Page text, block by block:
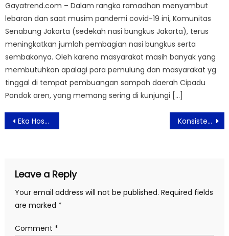
Gayatrend.com – Dalam rangka ramadhan menyambut
lebaran dan saat musim pandemi covid-19 ini, Komunitas
Senabung Jakarta (sedekah nasi bungkus Jakarta), terus
meningkatkan jumlah pembagian nasi bungkus serta
sembakonya. Oleh karena masyarakat masih banyak yang
membutuhkan apalagi para pemulung dan masyarakat yg
tinggal di tempat pembuangan sampah daerah Cipadu
Pondok aren, yang memang sering di kunjungi […]
Post
navigation
Eka Hospital Sediakan Paket MCU Spesial Tahun Baru Imlek Sesuai Usia Konsistensi Terapkan Standar Protokol Kesehatan, Royal Safari Garden Raih CHSE
Leave a Reply
Your email address will not be published. Required fields
are marked *
Comment *